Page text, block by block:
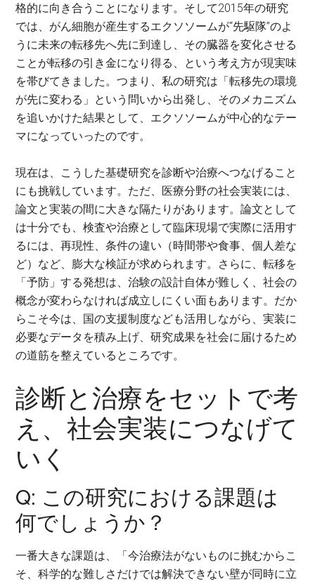
格的に向き合うことになります。そして2015年の研究
では、がん細胞が産生するエクソソームが“先駆隊”のよ
うに未来の転移先へ先に到達し、その臓器を変化させる
ことが転移の引き金になり得る、という考え方が現実味
を帯びてきました。つまり、私の研究は「転移先の環境
が先に変わる」という問いから出発し、そのメカニズム
を追いかけた結果として、エクソソームが中心的なテー
マになっていったのです。
現在は、こうした基礎研究を診断や治療へつなげること
にも挑戦しています。ただ、医療分野の社会実装には、
論文と実装の間に大きな隔たりがあります。論文として
は十分でも、検査や治療として臨床現場で実際に活用す
るには、再現性、条件の違い（時間帯や食事、個人差な
ど）など、膨大な検証が求められます。さらに、転移を
「予防」する発想は、治験の設計自体が難しく、社会の
概念が変わらなければ成立しにくい面もあります。だか
らこそ今は、国の支援制度なども活用しながら、実装に
必要なデータを積み上げ、研究成果を社会に届けるため
の道筋を整えているところです。
診断と治療をセットで考
え、社会実装につなげて
いく
Q: この研究における課題は
何でしょうか？
一番大きな課題は、「今治療法がないものに挑むからこ
そ、科学的な難しさだけでは解決できない壁が同時に立